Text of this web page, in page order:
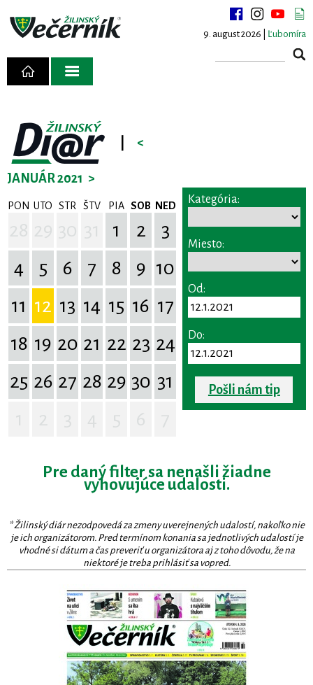
9. august 2026 | Ľubomíra
<
JANUÁR 2021 >
PON UTO STR ŠTV PIA SOB NED
1 2
3
4
5 6 7 8 9 10
11 12 13 14 15 16 17
18 19 20 21 22 23 24
25 26 27 28 29 30 31
Kategória:
Miesto:
Od:
Do:
Pošli nám tip
Pre daný filter sa nenašli žiadne
vyhovujúce udalosti.
* Žilinský diár nezodpovedá za zmeny uverejnených udalostí, nakoľko nie
je ich organizátorom. Pred termínom konania sa jednotlivých udalostí je
vhodné si dátum a čas preveriť u organizátora aj z toho dôvodu, že na
niektoré je treba prihlásiť sa vopred.